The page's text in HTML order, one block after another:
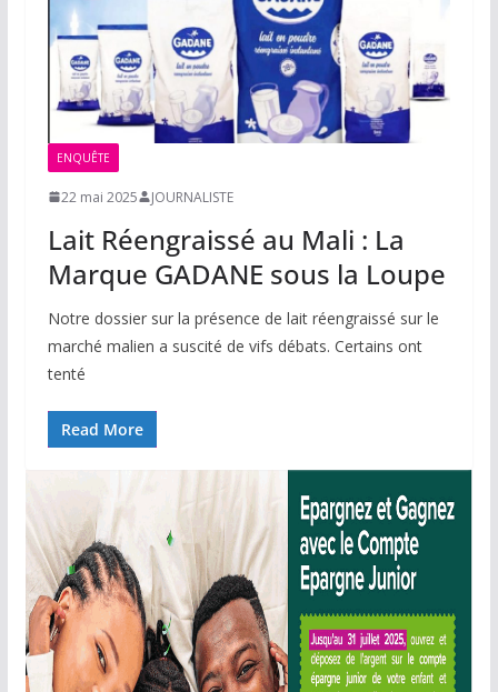
ENQUÊTE
22 mai 2025 JOURNALISTE
Lait Réengraissé au Mali : La
Marque GADANE sous la Loupe
Notre dossier sur la présence de lait réengraissé sur le
marché malien a suscité de vifs débats. Certains ont
tenté
Read More